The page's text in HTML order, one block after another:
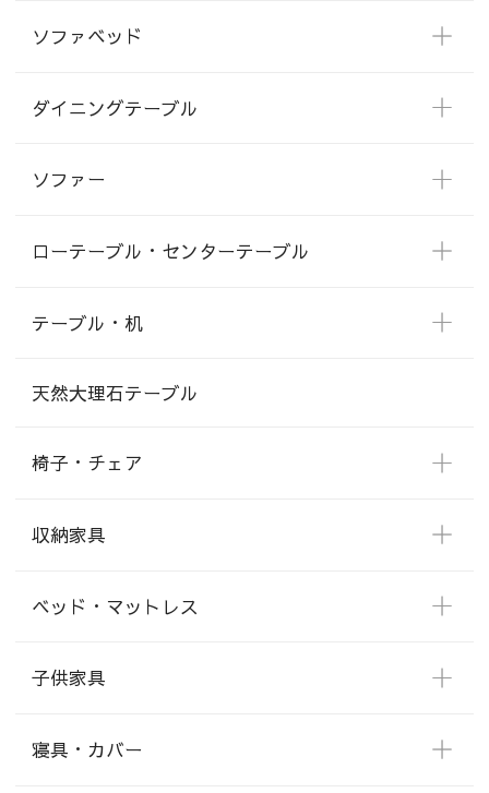
ソファベッド
ダイニングテーブル
ソファー
ローテーブル・センターテーブル
テーブル・机
天然大理石テーブル
椅子・チェア
収納家具
ベッド・マットレス
子供家具
寝具・カバー